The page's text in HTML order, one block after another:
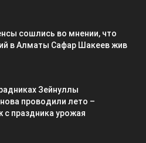
сошлись во мнении, что
в Алматы Сафар Шакеев жив
Зейнуллы
проводили лето –
с праздника урожая